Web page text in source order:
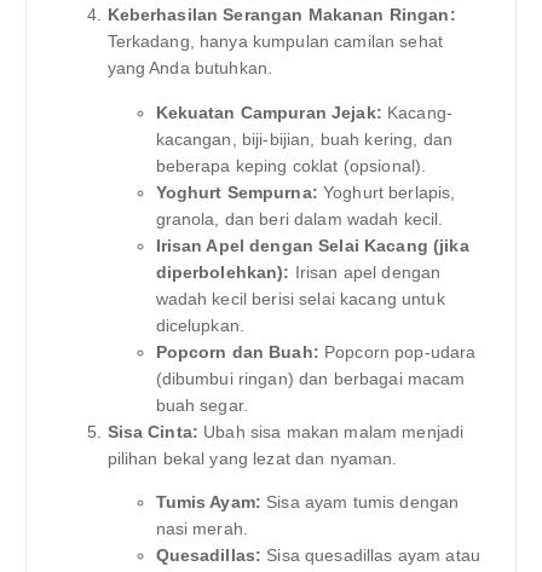
Keberhasilan Serangan Makanan Ringan:
Terkadang, hanya kumpulan camilan sehat
yang Anda butuhkan.
Kekuatan Campuran Jejak: Kacang-
kacangan, biji-bijian, buah kering, dan
beberapa keping coklat (opsional).
Yoghurt Sempurna: Yoghurt berlapis,
granola, dan beri dalam wadah kecil.
Irisan Apel dengan Selai Kacang (jika
diperbolehkan): Irisan apel dengan
wadah kecil berisi selai kacang untuk
dicelupkan.
Popcorn dan Buah: Popcorn pop-udara
(dibumbui ringan) dan berbagai macam
buah segar.
Sisa Cinta: Ubah sisa makan malam menjadi
pilihan bekal yang lezat dan nyaman.
Tumis Ayam: Sisa ayam tumis dengan
nasi merah.
Quesadillas: Sisa quesadillas ayam atau